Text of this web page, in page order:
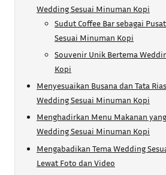
Wedding Sesuai Minuman Kopi
Sudut Coffee Bar sebagai
Sesuai Minuman Kopi
Souvenir Unik Bertema
Kopi
Menyesuaikan Busana dan Tata
Wedding Sesuai Minuman Kopi
Menghadirkan Menu Makanan
Wedding Sesuai Minuman Kopi
Mengabadikan Tema Wedding
Lewat Foto dan Video